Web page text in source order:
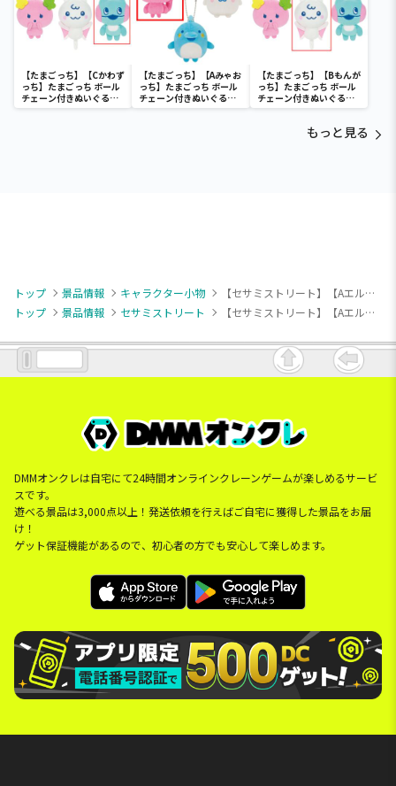
【たまごっち】【Cかわず
っち】たまごっち ボール
チェーン付きぬいぐるみ
～Tamagotchi
【たまごっち】【Aみゃお
っち】たまごっち ボール
チェーン付きぬいぐるみ
～Tamagotchi
【たまごっち】【Bもんが
っち】たまごっち ボール
チェーン付きぬいぐるみ
～Tamagotchi
もっと見る
トップ 景品情報 キャラクター小物
【セサミストリート】【Aエルモ】セサミストリート おともだちフェイスマスコット
トップ
景品情報 セサミストリート 【セサミストリート】【Aエルモ】セサミストリート おともだちフェイスマスコット
DMMオンクレは自宅にて24時間オンラインクレーンゲームが楽しめるサービ
スです。
遊べる景品は3,000点以上！発送依頼を行えばご自宅に獲得した景品をお届
け！
ゲット保証機能があるので、初心者の方でも安心して楽しめます。